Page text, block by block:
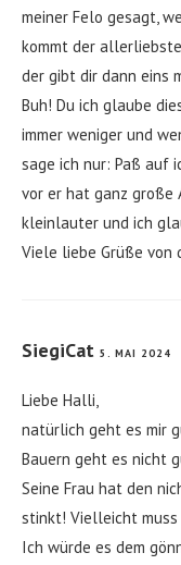
meiner Felo gesagt,
kommt der
der gibt dir dann eins
Buh! Du ich glaube
immer weniger und
sage ich nur: Paß auf
vor er hat ganz große
kleinlauter und ich
Viele liebe Grüße von
SiegiCat 5. MAI 2024
Liebe Halli,
natürlich geht es mir
Bauern geht es nicht
Seine Frau hat den
stinkt! Vielleicht muss
Ich würde es dem